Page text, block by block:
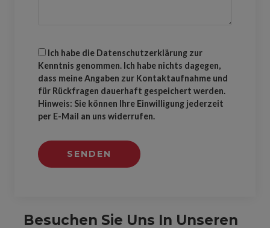
Ich habe die Datenschutzerklärung zur
Kenntnis genommen. Ich habe nichts dagegen,
dass meine Angaben zur Kontaktaufnahme und
für Rückfragen dauerhaft gespeichert werden.
Hinweis: Sie können Ihre Einwilligung jederzeit
per E-Mail an uns widerrufen.
Besuchen Sie Uns In Unseren